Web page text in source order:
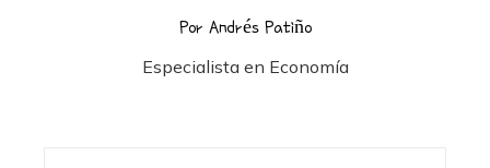
Por Andrés Patiño
Especialista en Economía